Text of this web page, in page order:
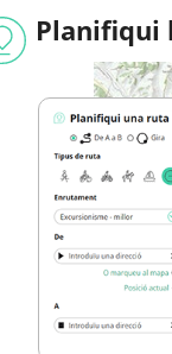
Planifiqui